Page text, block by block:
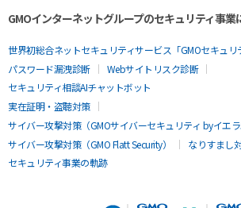
GMOインターネットグループのセキュリティ事業
世界初総合ネットセキュリティサービス「GMOセキュリ
パスワード漏洩診断
Webサイトリスク診断
セキュリティ相談AIチャットボット
実在証明・盗聴対策
サイバー攻撃対策（GMOサイバーセキュリティ byイエラ
サイバー攻撃対策（GMO Flatt Security）
なりすまし
セキュリティ事業の軌跡